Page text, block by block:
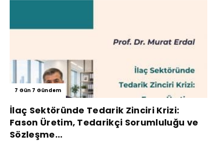
7 Gün 7 Gündem
İlaç Sektöründe Tedarik Zinciri Krizi:
Fason Üretim, Tedarikçi Sorumluluğu ve
Sözleşme...